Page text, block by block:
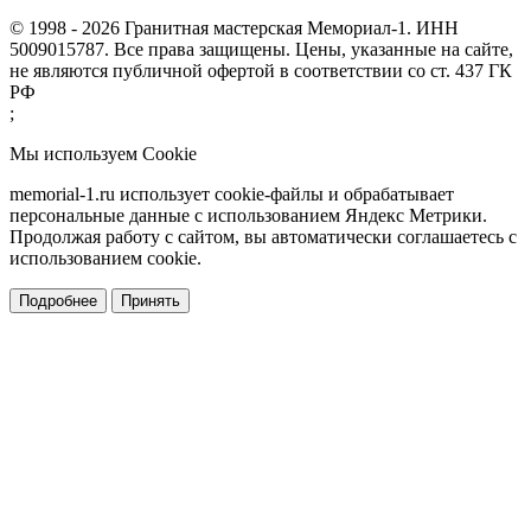
© 1998 - 2026 Гранитная мастерская Мемориал-1. ИНН
5009015787. Все права защищены. Цены, указанные на сайте,
не являются публичной офертой в соответствии со ст. 437 ГК
РФ
;
Мы используем Cookie
memorial-1.ru использует cookie-файлы и обрабатывает
персональные данные с использованием Яндекс Метрики.
Продолжая работу с сайтом, вы автоматически соглашаетесь с
использованием cookie.
Подробнее Принять